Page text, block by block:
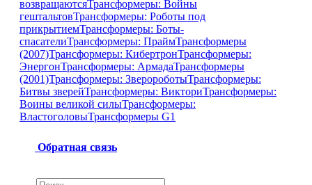
возвращаютсяТрансформеры: Войны
гештальтовТрансформеры: Роботы под
прикрытиемТрансформеры: Боты-
спасателиТрансформеры: ПраймТрансформеры
(2007)Трансформеры: КибертронТрансформеры:
ЭнергонТрансформеры: АрмадаТрансформеры
(2001)Трансформеры: ЗверороботыТрансформеры:
Битвы зверейТрансформеры: ВикториТрансформеры:
Воины великой силыТрансформеры:
ВластоголовыТрансформеры G1
Обратная связь